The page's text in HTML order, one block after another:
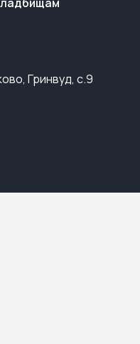
Гринвуд, с.9